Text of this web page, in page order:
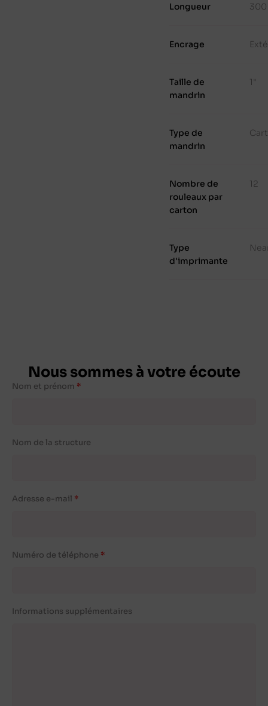
Longueur 300
Encrage
Taille de
mandrin
1"
Type de
mandrin
Nombre de
rouleaux par
carton
12
Type
d'imprimante
Nous sommes à votre écoute
Nom et prénom
Nom de la structure
Adresse e-mail
Numéro de téléphone
Informations supplémentaires